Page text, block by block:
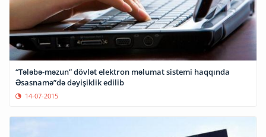
“Tələbə-məzun” dövlət elektron məlumat sistemi haqqında
Əsasnamə”də dəyişiklik edilib
14-07-2015